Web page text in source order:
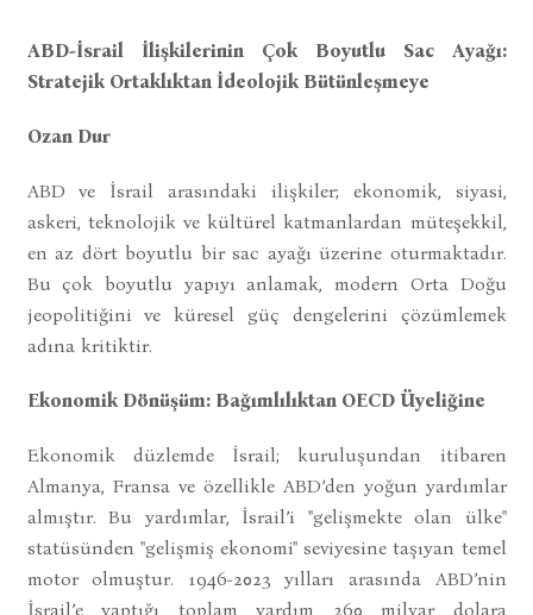
ABD-İsrail İlişkilerinin Çok Boyutlu Sac Ayağı:
Stratejik Ortaklıktan İdeolojik Bütünleşmeye
Ozan Dur
ABD ve İsrail arasındaki ilişkiler; ekonomik, siyasi,
askeri, teknolojik ve kültürel katmanlardan müteşekkil,
en az dört boyutlu bir sac ayağı üzerine oturmaktadır.
Bu çok boyutlu yapıyı anlamak, modern Orta Doğu
jeopolitiğini ve küresel güç dengelerini çözümlemek
adına kritiktir.
Ekonomik Dönüşüm: Bağımlılıktan OECD Üyeliğine
Ekonomik düzlemde İsrail; kuruluşundan itibaren
Almanya, Fransa ve özellikle ABD’den yoğun yardımlar
almıştır. Bu yardımlar, İsrail’i "gelişmekte olan ülke"
statüsünden "gelişmiş ekonomi" seviyesine taşıyan temel
motor olmuştur. 1946-2023 yılları arasında ABD’nin
İsrail’e yaptığı toplam yardım 260 milyar dolara